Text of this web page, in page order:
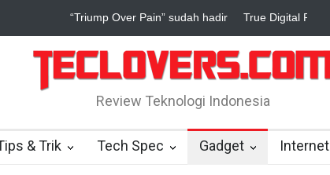
True Digital Plus janji dukung pengembang game Indonesia
Review Teknologi Indonesia
& Trik Tech Spec Gadget Internet